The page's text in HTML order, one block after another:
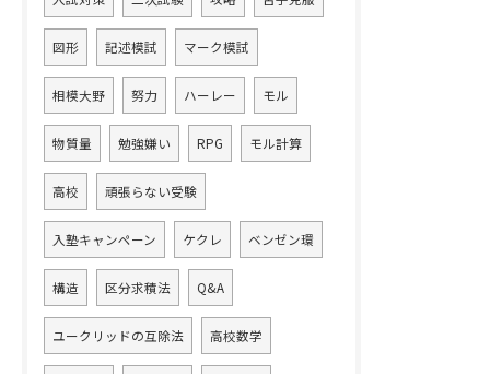
図形 記述模試 マーク模試
相模大野 努力 ハーレー モル
物質量 勉強嫌い RPG モル計算
高校 頑張らない受験
入塾キャンペーン ケクレ ベンゼン環
構造 区分求積法 Q&A
ユークリッドの互除法 高校数学